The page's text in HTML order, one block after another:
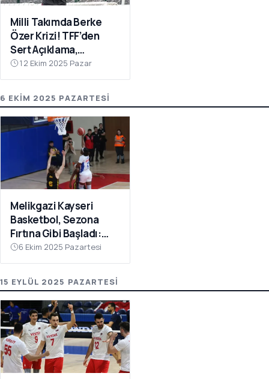
Milli Takımda Berke
Özer Krizi! TFF’den
Sert Açıklama,
Kaleciden Yanıt
Gecikmedi
12 Ekim 2025 Pazar
6 EKIM 2025 PAZARTESI
Melikgazi Kayseri
Basketbol, Sezona
Fırtına Gibi Başladı:
Dardanel Çanakkale’yi
Farklı Geçti
6 Ekim 2025 Pazartesi
15 EYLÜL 2025 PAZARTESI